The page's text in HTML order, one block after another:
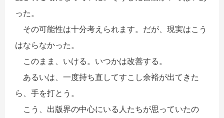
った。
その可能性は十分考えられます。だが、現実はこう
はならなかった。
このまま、いける。いつかは改善する。
あるいは、一度持ち直してすこし余裕が出てきた
ら、手を打とう。
こう、出版界の中心にいる人たちが思っていたの